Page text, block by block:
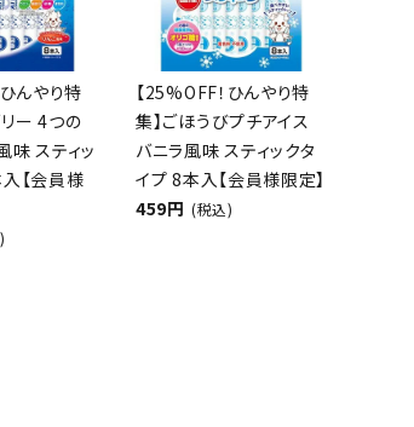
んやり特
ー 4つの
味 スティッ
【会員様
【25%OFF！ひんやり特
集】ごほうびプチアイス
バニラ風味 スティックタ
イプ 8本入【会員様限定】
459円 (税込)